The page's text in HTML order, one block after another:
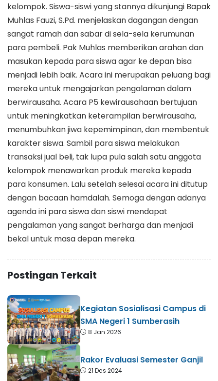
kelompok. Siswa-siswi yang stannya dikunjungi Bapak
Muhlas Fauzi, S.Pd. menjelaskan dagangan dengan
sangat ramah dan sabar di sela-sela kerumunan
para pembeli. Pak Muhlas memberikan arahan dan
masukan kepada para siswa agar ke depan bisa
menjadi lebih baik. Acara ini merupakan peluang bagi
mereka untuk mengajarkan pengalaman dalam
berwirausaha. Acara P5 kewirausahaan bertujuan
untuk meningkatkan keterampilan berwirausaha,
menumbuhkan jiwa kepemimpinan, dan membentuk
karakter siswa. Sambil para siswa melakukan
transaksi jual beli, tak lupa pula salah satu anggota
kelompok menawarkan produk mereka kepada
para konsumen. Lalu setelah selesai acara ini ditutup
dengan bacaan hamdalah. Semoga dengan adanya
agenda ini para siswa dan siswi mendapat
pengalaman yang sangat berharga dan menjadi
bekal untuk masa depan mereka.
Postingan Terkait
Kegiatan Sosialisasi Campus di
SMA Negeri 1 Sumberasih
8 Jan 2026
Rakor Evaluasi Semester Ganjil
21 Des 2024